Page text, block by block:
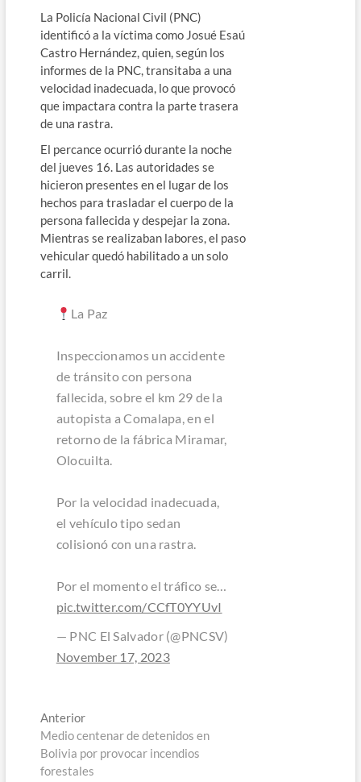
La Policía Nacional Civil (PNC)
identificó a la víctima como Josué Esaú
Castro Hernández, quien, según los
informes de la PNC, transitaba a una
velocidad inadecuada, lo que provocó
que impactara contra la parte trasera
de una rastra.
El percance ocurrió durante la noche
del jueves 16. Las autoridades se
hicieron presentes en el lugar de los
hechos para trasladar el cuerpo de la
persona fallecida y despejar la zona.
Mientras se realizaban labores, el paso
vehicular quedó habilitado a un solo
carril.
La Paz
Inspeccionamos un accidente
de tránsito con persona
fallecida, sobre el km 29 de la
autopista a Comalapa, en el
retorno de la fábrica Miramar,
Olocuilta.
Por la velocidad inadecuada,
el vehículo tipo sedan
colisionó con una rastra.
Por el momento el tráfico se…
pic.twitter.com/CCfT0YYUvI
— PNC El Salvador (@PNCSV)
November 17, 2023
Navegación
de
entradas
AnteriorEntrada
anterior:
Medio centenar de detenidos en
Bolivia por provocar incendios
forestales